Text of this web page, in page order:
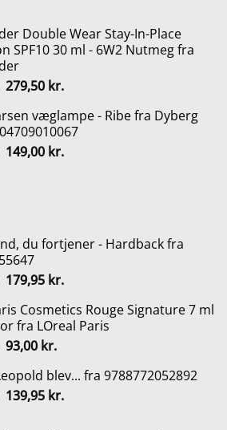
var:
149,95 kr..
er:
139,95 kr..
Double Wear Stay-In-Place
SPF10 30 ml - 6W2 Nutmeg fra
Den
pris
var:
430,00 kr..
279,50 kr.Den
pris
er:
279,50 kr..
væglampe - Ribe fra Dyberg
Den
149,00 kr.Den
du fortjener - Hardback fra
Den
pris
var:
199,95 kr..
179,95 kr.Den
pris
er:
Cosmetics Rouge Signature 7 ml
fra LOreal Paris
Den
pris
var:
93,00 kr.Den
pris
er:
blev... fra 9788772052892
Den
139,95 kr.Den